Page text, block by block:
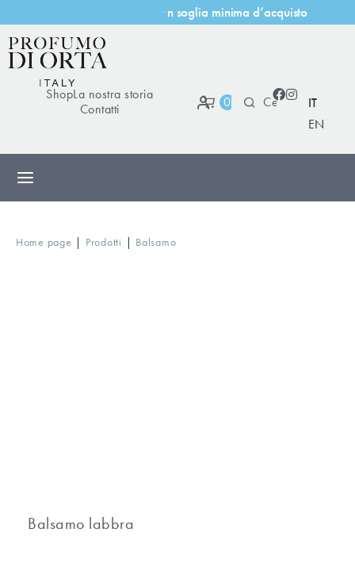
o n soglia minima d’acquisto
ShopLa nostra storia
Contatti
0
IT
EN
Home page | Prodotti | Balsamo
Balsamo labbra